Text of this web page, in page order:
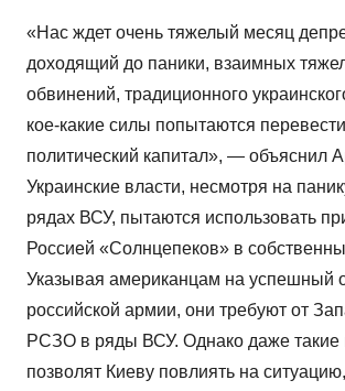
«Нас ждет очень тяжелый месяц
доходящий до паники, взаимных
обвинений, традиционного
кое-какие силы попытаются
политический капитал», — объяснил
Украинские власти, несмотря на
рядах ВСУ, пытаются использовать
Россией «Солнцепеков» в
Указывая американцам на успешный
российской армии, они требуют от
РСЗО в ряды ВСУ. Однако даже такие
позволят Киеву повлиять на ситуацию,